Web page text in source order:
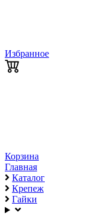
Избранное
Корзина
Главная
Каталог
Крепеж
Гайки